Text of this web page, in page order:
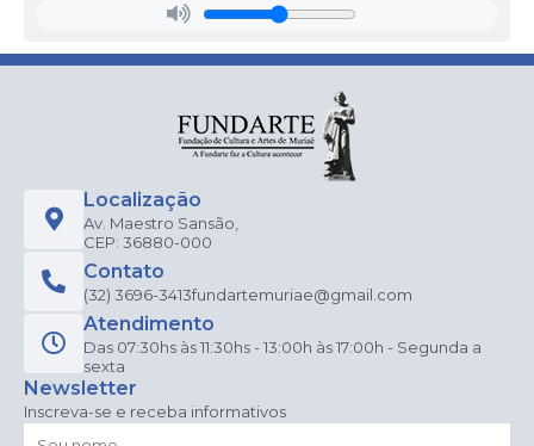
Localização
Av. Maestro Sansão,
CEP: 36880-000
Contato
(32) 3696-3413fundartemuriae@gmail.com
Atendimento
Das 07:30hs às 11:30hs - 13:00h às 17:00h - Segunda a
sexta
Newsletter
Inscreva-se e receba informativos